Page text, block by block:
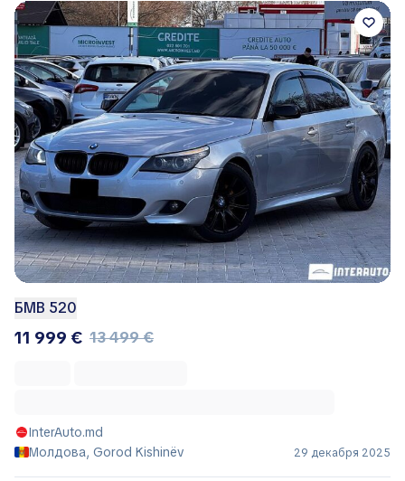
БМВ 520
11 999 € 13 499 €
InterAuto.md
Молдова, Gorod Kishinëv
29 декабря 2025